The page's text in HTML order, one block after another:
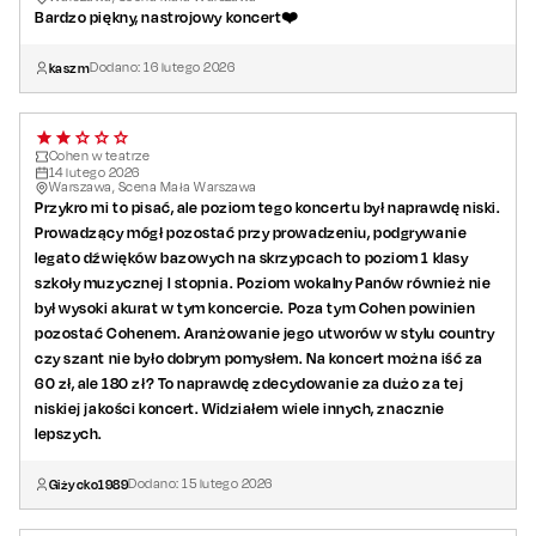
Bardzo piękny, nastrojowy koncert❤️
kaszmDodano:16 lutego 2026
Cohen w teatrze
14lutego 2026
Warszawa, Scena Mała Warszawa
Przykro mi to pisać, ale poziom tego koncertu był naprawdę niski.
Prowadzący mógł pozostać przy prowadzeniu, podgrywanie
legato dźwięków bazowych na skrzypcach to poziom 1 klasy
szkoły muzycznej I stopnia. Poziom wokalny Panów również nie
był wysoki akurat w tym koncercie. Poza tym Cohen powinien
pozostać Cohenem. Aranżowanie jego utworów w stylu country
czy szant nie było dobrym pomysłem. Na koncert można iść za
60 zł, ale 180 zł? To naprawdę zdecydowanie za dużo za tej
niskiej jakości koncert. Widziałem wiele innych, znacznie
lepszych.
Giżycko1989Dodano:15 lutego 2026